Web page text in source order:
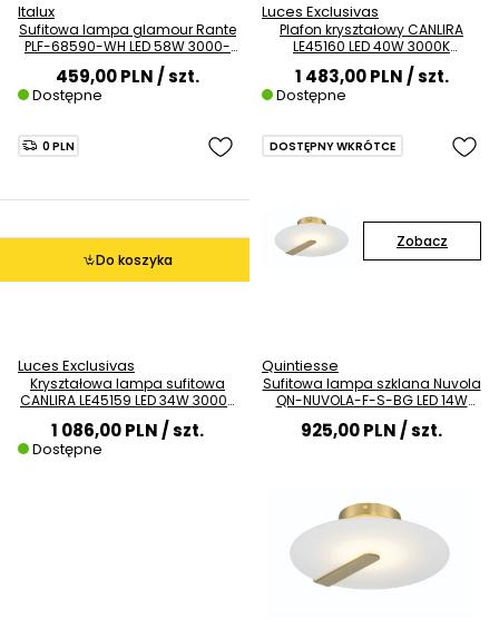
Italux
Sufitowa lampa glamour Rante
PLF-68590-WH LED 58W 3000-
6000K biały
459,00 PLN/ szt.
Dostępne
Luces Exclusivas
Plafon kryształowy CANLIRA
LE45160 LED 40W 3000K
ściemnialny przezroczysty
1 483,00 PLN/ szt.
Dostępne
Do koszyka
0 PLN
Luces Exclusivas
Kryształowa lampa sufitowa
CANLIRA LE45159 LED 34W 3000K
przezroczysta
1 086,00 PLN/ szt.
Dostępne
Zobacz
DOSTĘPNY WKRÓTCE
Quintiesse
Sufitowa lampa szklana Nuvola
QN-NUVOLA-F-S-BG LED 14W
3000K złota biała
925,00 PLN/ szt.